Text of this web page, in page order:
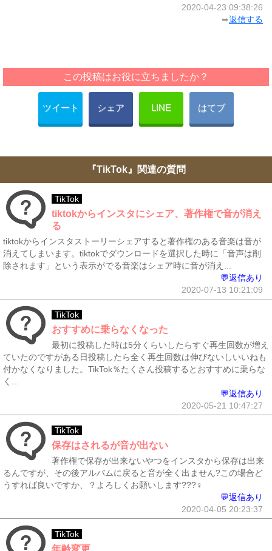
2020-04-23 09:38:26
➥返信する
この投稿はお役に立ちましたか？
ツイート シェア LINE はてブ
『TikTok』関連の質問
TikTok
tiktokからインスタにシェア、著作権で音が消え
る
tiktokからインスタストーリーシェアすると著作権のある音楽は音が
消えてしまいます。tiktokでダウンロードを選択した時に「音声は削
除されます」という表示がでる音楽はシェア時に音が消え...
💬返信あり
2020-07-13 10:21:09
TikTok
おすすめに乗らなくなった
最初に投稿した時は5分くらいしたらすぐ再生回数が増え
ていたのですがある日投稿したら全く再生回数は伸びないしいいねも
付かなくなりました。TikTok％たくさん投稿するとおすすめに乗らな
く...
💬返信あり
2020-05-21 10:47:27
TikTok
保存はされるが音が出ない
著作権で保存が出来ないやつをインスタから保存は出来
るんですが、その後アルバムに戻ると音が全く出ません?この場合ど
うすれば良いですか、？よろしくお願いします???‍♀️
💬返信あり
2020-04-05 20:23:37
TikTok
年齢変更